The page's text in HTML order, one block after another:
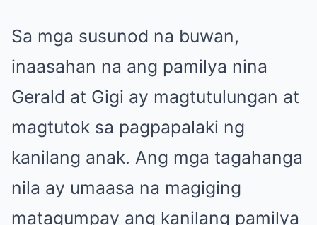
Sa mga susunod na buwan,
inaasahan na ang pamilya nina
Gerald at Gigi ay magtutulungan at
magtutok sa pagpapalaki ng
kanilang anak. Ang mga tagahanga
nila ay umaasa na magiging
matagumpay ang kanilang pamilya